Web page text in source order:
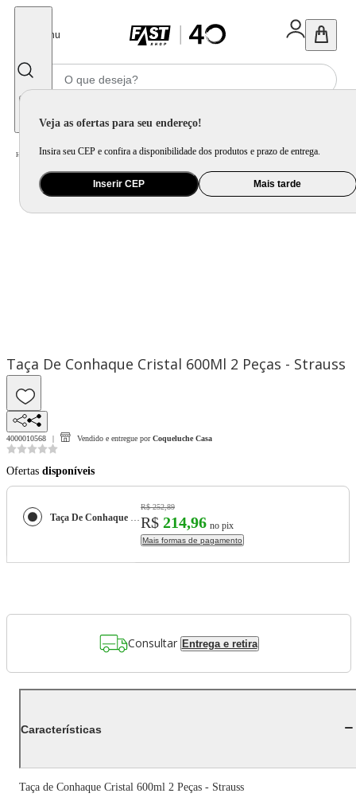
Menu
Veja as ofertas para seu endereço!
Insira seu CEP e confira a disponibilidade dos produtos e prazo de entrega.
Inserir CEP Mais tarde
Home Utilidade Doméstica Bar / Copo e Taça para Bebida
Taça De Conhaque Cristal 600Ml 2 Peças - Strauss
4000010568 Vendido e entregue por Coqueluche Casa
Ofertas disponíveis
Taça De Conhaque Cristal 600Ml 2 Peças - Strauss
R$ 252,89
R$ 214,96 no pix
Mais formas de pagamento
Consultar Entrega e retira
Características
Taça de Conhaque Cristal 600ml 2 Peças - Strauss